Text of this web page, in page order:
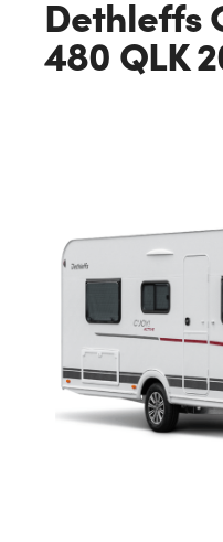
Dethleffs
480 QLK